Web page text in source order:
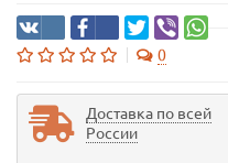
0
Доставка по всей
России